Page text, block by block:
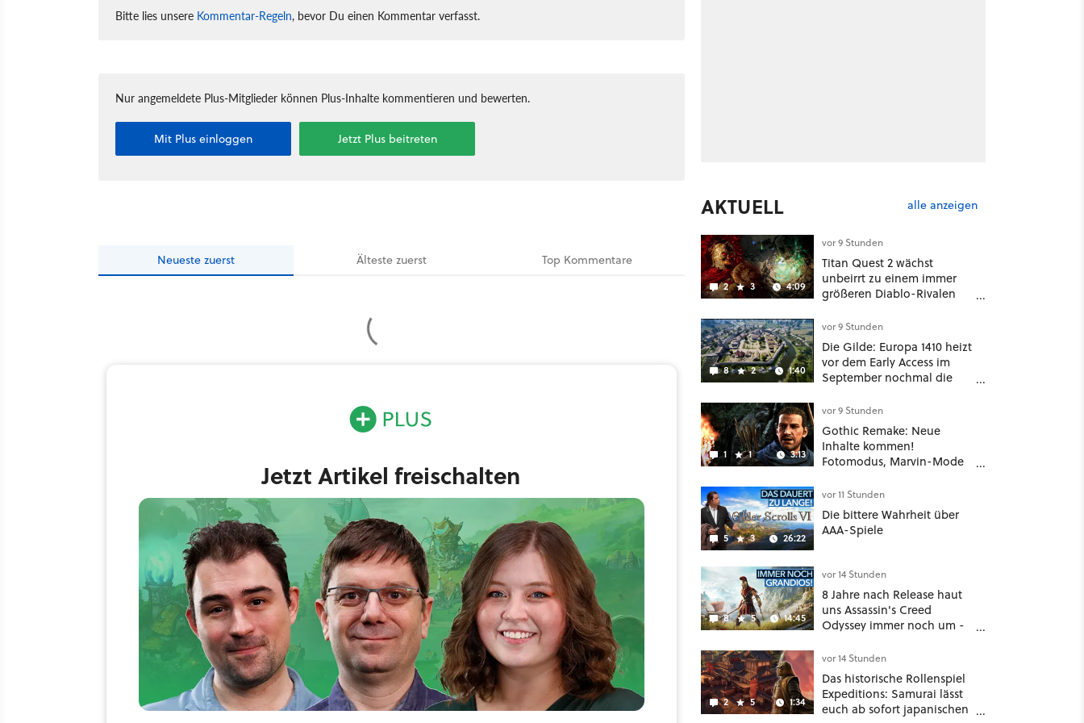
Bitte lies unsere Kommentar-Regeln, bevor Du einen Kommentar verfasst.
Nur angemeldete Plus-Mitglieder können Plus-Inhalte kommentieren und bewerten.
Mit Plus einloggen Jetzt Plus beitreten
Neueste zuerst Ältestezuerst Top Kommentare
Jetzt Artikel freischalten
AKTUELL alle anzeigen
2 3 4:09
vor 9 Stunden
Titan Quest 2 wächst
unbeirrt zu einem immer
größeren Diablo-Rivalen
sogar eine richtige
Beschwörer-Klasse
8 2 1:40
vor 9 Stunden
Die Gilde: Europa 1410 heizt
vor dem Early Access im
September nochmal die
1 1 3:13
vor 9 Stunden
Gothic Remake: Neue
Inhalte kommen!
Fotomodus, Marvin-Mode
5 3 26:22
vor 11 Stunden
Die bittere Wahrheit über
AAA-Spiele
8 5 14:45
vor 14 Stunden
8 Jahre nach Release haut
uns Assassin's Creed
Odyssey immer noch um -
2 5 1:34
vor 14 Stunden
Das historische Rollenspiel
Expeditions: Samurai lässt
euch ab sofort japanischen